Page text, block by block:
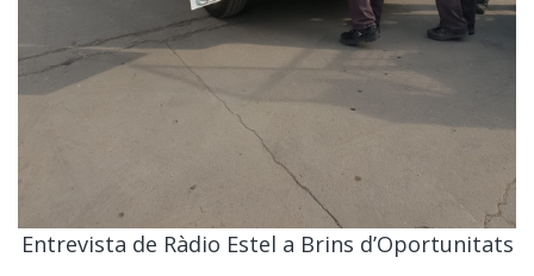
Entrevista de Ràdio Estel a Brins d’Oportunitats